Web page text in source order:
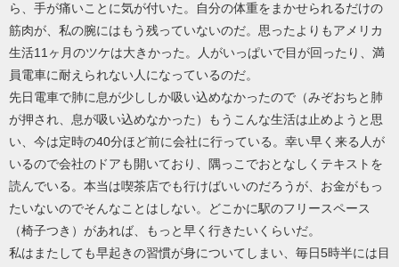
ら、手が痛いことに気が付いた。自分の体重をまかせられるだけの
筋肉が、私の腕にはもう残っていないのだ。思ったよりもアメリカ
生活11ヶ月のツケは大きかった。人がいっぱいで目が回ったり、満
員電車に耐えられない人になっているのだ。
先日電車で肺に息が少ししか吸い込めなかったので（みぞおちと肺
が押され、息が吸い込めなかった）もうこんな生活は止めようと思
い、今は定時の40分ほど前に会社に行っている。幸い早く来る人が
いるので会社のドアも開いており、隅っこでおとなしくテキストを
読んでいる。本当は喫茶店でも行けばいいのだろうが、お金がもっ
たいないのでそんなことはしない。どこかに駅のフリースペース
（椅子つき）があれば、もっと早く行きたいくらいだ。
私はまたしても早起きの習慣が身についてしまい、毎日5時半には目